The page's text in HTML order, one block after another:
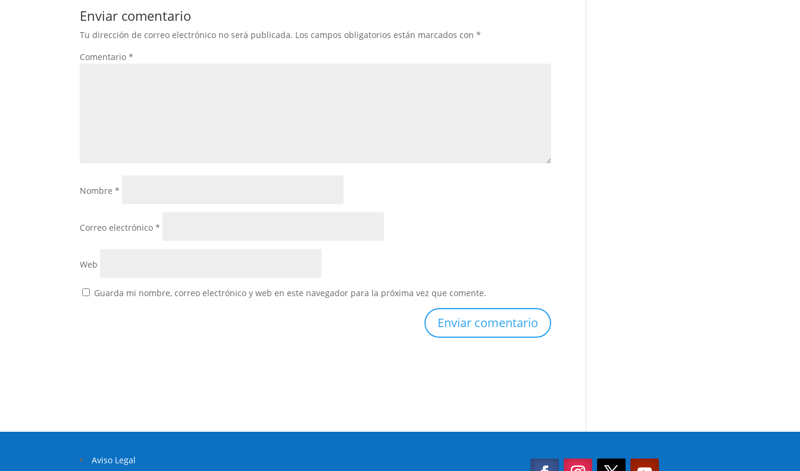
Enviar comentario
Tu dirección de correo electrónico no será publicada. Los campos obligatorios están marcados con*
Comentario*
Nombre*
Correo electrónico*
Web
Guarda mi nombre, correo electrónico y web en este navegador para la próxima vez que comente.
Aviso Legal